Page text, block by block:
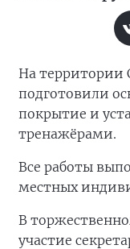
На территории
подготовили
покрытие и
тренажёрами.
Все работы
местных
В
участие